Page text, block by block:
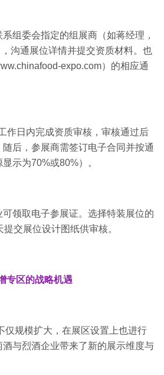
组委会指定的组展商（如蒋经理，
沟通展位详情并提交资质材料。也
expo.com）的相应通
作日内完成资质审核，审核通过后
后，参展商需签订电子合同并按通
示为70%或80%）。
领取电子参展证。选择特装展位的
交展位设计图纸供审核。
专区的战略机遇
仅规模扩大，在展区设置上也进行
与烈酒企业带来了新的展示维度与